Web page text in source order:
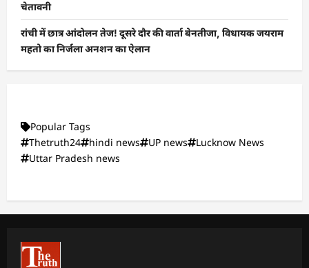
चेतावनी
रांची में छात्र आंदोलन तेज! दूसरे दौर की वार्ता बेनतीजा, विधायक जयराम
महतो का निर्जला अनशन का ऐलान
Popular Tags
Thetruth24
hindi news UP news
Lucknow News
Uttar Pradesh news